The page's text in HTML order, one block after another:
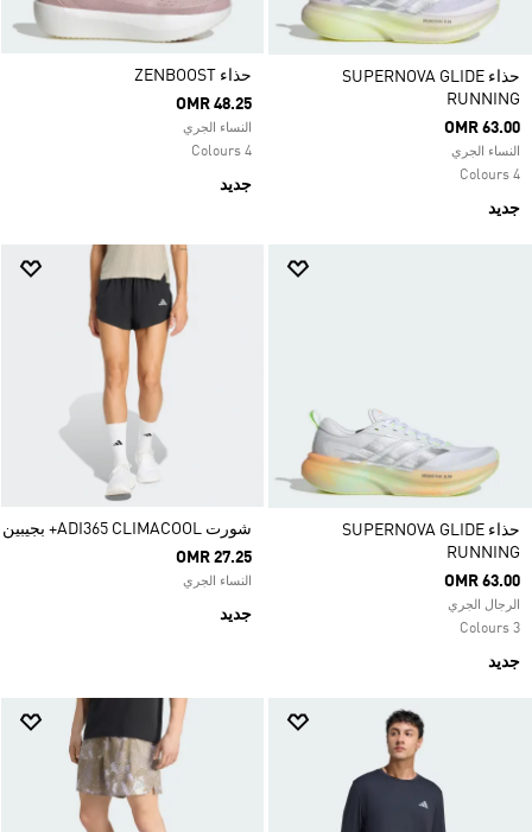
حذاء SUPERNOVA GLIDE
RUNNING
OMR 63.00
النساء الجري
4 Colours
جديد
حذاء ZENBOOST
OMR 48.25
النساء الجري
4 Colours
جديد
حذاء SUPERNOVA GLIDE
RUNNING
OMR 63.00
الرجال الجري
3 Colours
جديد
شورت ADI365 CLIMACOOL+ بجيبين
OMR 27.25
النساء الجري
جديد